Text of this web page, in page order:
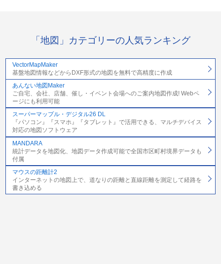
「地図」カテゴリーの人気ランキング
VectorMapMaker
基盤地図情報などからDXF形式の地図を無料で高精度に作成
あんない地図Maker
ご自宅、会社、店舗、催し・イベント会場へのご案内地図作成! Webペ
ージにも利用可能
スーパーマップル・デジタル26 DL
『パソコン』『スマホ』『タブレット』で活用できる、マルチデバイス
対応の地図ソフトウェア
MANDARA
統計データを地図化、地図データ作成可能で全国市区町村境界データも
付属
マウスの距離計2
インターネットの地図上で、道なりの距離と直線距離を測定して経路を
書き込める